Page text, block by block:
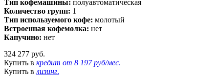
Тип кофемашины: полуавтоматическая
Количество групп: 1
Тип используемого кофе: молотый
Встроенная кофемолка: нет
Капучино: нет
324 277 руб.
Купить в кредит от 8 197 руб/мес.
Купить в лизинг.